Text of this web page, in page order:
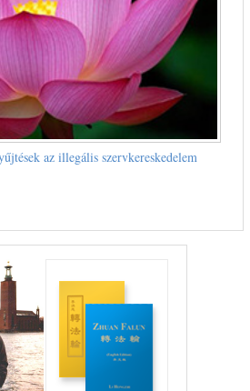
az illegális szervkereskedelem